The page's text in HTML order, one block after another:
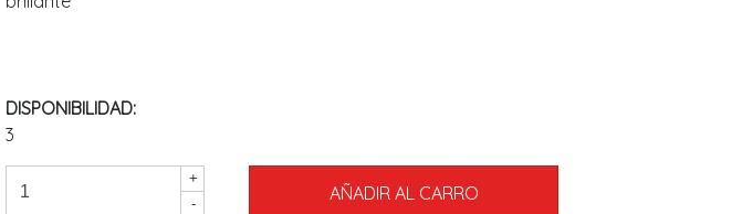
DISPONIBILIDAD:
3
+
-